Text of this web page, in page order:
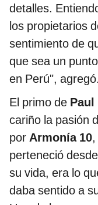
detalles.
los propietarios
sentimiento de
que sea un
en Perú", agregó.
El primo de Paul
cariño la pasión
por Armonía 10
perteneció
su vida, era lo
daba sentido a